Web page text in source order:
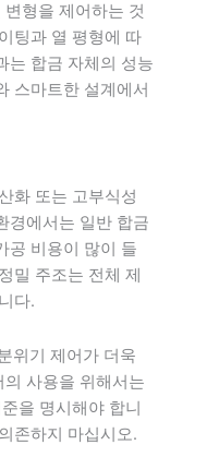
형을 제어하는 것
팅과 열 평형에 따
는 합금 자체의 성능
스마트한 설계에서
화 또는 고부식성
경에서는 일반 합금
공 비용이 많이 들
밀 주조는 전체 제
다.
위기 제어가 더욱
사용을 위해서는
을 명시해야 합니
존하지 마십시오.